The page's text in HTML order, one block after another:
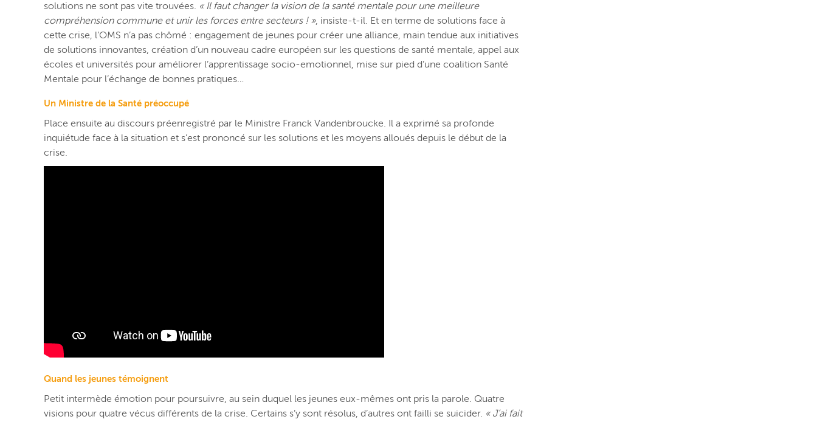
solutions ne sont pas vite trouvées. « Il faut changer la vision de la santé mentale pour une meilleure
compréhension commune et unir les forces entre secteurs ! », insiste-t-il. Et en terme de solutions face à
cette crise, l’OMS n’a pas chômé : engagement de jeunes pour créer une alliance, main tendue aux initiatives
de solutions innovantes, création d’un nouveau cadre européen sur les questions de santé mentale, appel aux
écoles et universités pour améliorer l’apprentissage socio-emotionnel, mise sur pied d’une coalition Santé
Mentale pour l’échange de bonnes pratiques…
Un Ministre de la Santé préoccupé
Place ensuite au discours préenregistré par le Ministre Franck Vandenbroucke. Il a exprimé sa profonde
inquiétude face à la situation et s’est prononcé sur les solutions et les moyens alloués depuis le début de la
crise.
Quand les jeunes témoignent
Petit intermède émotion pour poursuivre, au sein duquel les jeunes eux-mêmes ont pris la parole. Quatre
visions pour quatre vécus différents de la crise. Certains s’y sont résolus, d’autres ont failli se suicider. « J’ai fait